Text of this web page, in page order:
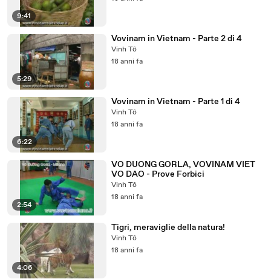
9:41
5:29
Vovinam in Vietnam - Parte 2 di 4
Vinh Tô
18 anni fa
6:22
Vovinam in Vietnam - Parte 1 di 4
Vinh Tô
18 anni fa
2:54
VO DUONG GORLA, VOVINAM VIET
VO DAO - Prove Forbici
Vinh Tô
18 anni fa
4:06
Tigri, meraviglie della natura!
Vinh Tô
18 anni fa